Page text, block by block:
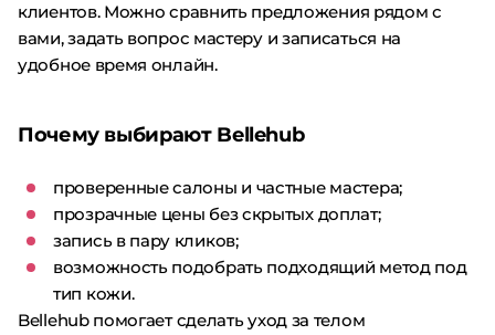
клиентов. Можно сравнить предложения рядом с
вами, задать вопрос мастеру и записаться на
удобное время онлайн.
Почему выбирают Bellehub
проверенные салоны и частные мастера;
прозрачные цены без скрытых доплат;
запись в пару кликов;
возможность подобрать подходящий метод под
тип кожи.
Bellehub помогает сделать уход за телом